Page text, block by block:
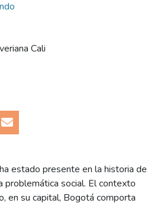
Cali
estado presente en la historia de
problemática social. El contexto
en su capital, Bogotá comporta